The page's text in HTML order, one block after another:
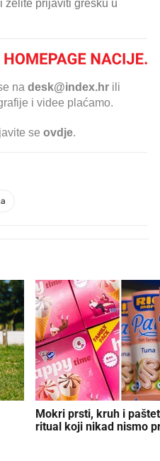
želite prijaviti grešku u
na desk@index.hr ili
i videe plaćamo.
se ovdje.
Mokri prsti, kruh i
ritual koji nikad nismo